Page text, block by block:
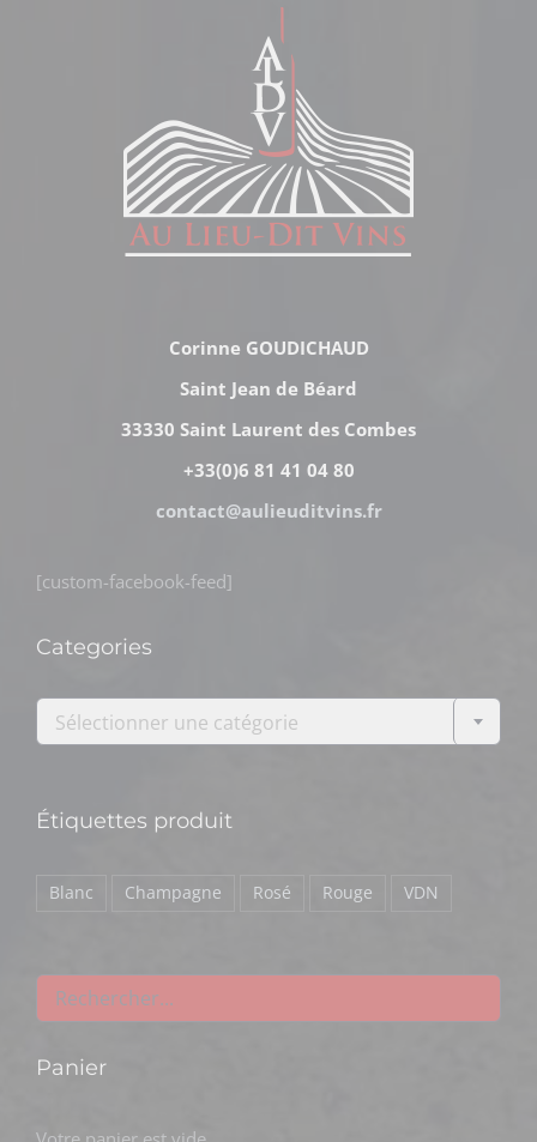
Corinne GOUDICHAUD
Saint Jean de Béard
33330 Saint Laurent des Combes
+33(0)6 81 41 04 80
contact@aulieuditvins.fr
[custom-facebook-feed]
Categories
Sélectionner une catégorie
Étiquettes produit
Blanc Champagne Rosé Rouge VDN
Panier